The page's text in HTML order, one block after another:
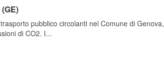
pubblico circolanti nel Comune di Genova,
di CO2. I...